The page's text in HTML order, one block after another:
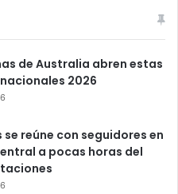
de Australia abren estas
2026
se reúne con seguidores en
a pocas horas del